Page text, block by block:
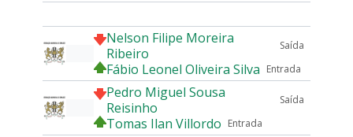
Saída
Nelson Filipe Moreira
Ribeiro
Entrada
Fábio Leonel Oliveira Silva
Saída
Pedro Miguel Sousa
Reisinho
Entrada
Tomas Ilan Villordo